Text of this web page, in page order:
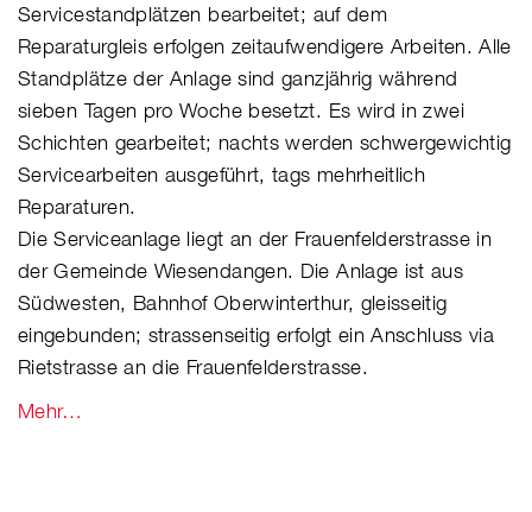
Servicestandplätzen bearbeitet; auf dem
Reparaturgleis erfolgen zeitaufwendigere Arbeiten. Alle
Standplätze der Anlage sind ganzjährig während
sieben Tagen pro Woche besetzt. Es wird in zwei
Schichten gearbeitet; nachts werden schwergewichtig
Servicearbeiten ausgeführt, tags mehrheitlich
Reparaturen.
Die Serviceanlage liegt an der Frauenfelderstrasse in
der Gemeinde Wiesendangen. Die Anlage ist aus
Südwesten, Bahnhof Oberwinterthur, gleisseitig
eingebunden; strassenseitig erfolgt ein Anschluss via
Rietstrasse an die Frauenfelderstrasse.
Mehr…